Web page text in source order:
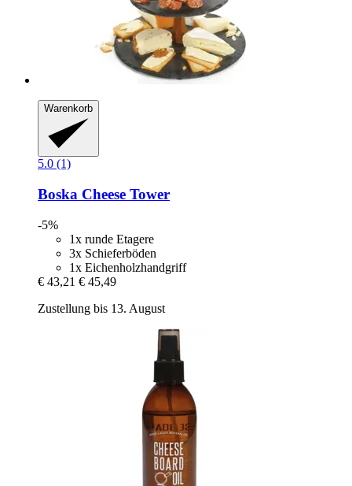
Warenkorb
5.0 (1)
Boska Cheese Tower
-5%
1x runde Etagere
3x Schieferböden
1x Eichenholzhandgriff
€ 43,21 € 45,49
Zustellung bis 13. August